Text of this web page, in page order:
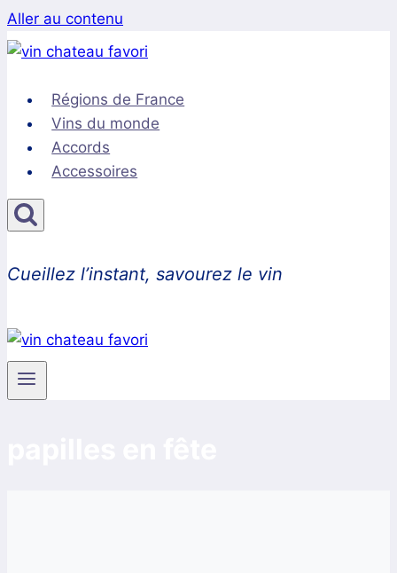
Aller au contenu
Régions de France
Vins du monde
Accords
Accessoires
Cueillez l’instant, savourez le vin